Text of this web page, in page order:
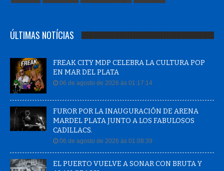
ÚLTIMAS NOTÍCIAS
FREAK CITY MDP CELEBRA LA CULTURA POP
EN MAR DEL PLATA
06 de agosto de 2026 às 01:17:14
FUROR POR LA INAUGURACIÓN DE ARENA
MARDEL PLATA JUNTO A LOS FABULOSOS
CADILLACS.
06 de agosto de 2026 às 01:08:39
EL PUERTO VUELVE A SONAR CON BRUTA Y